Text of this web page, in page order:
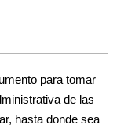
para tomar
de las
hasta donde sea